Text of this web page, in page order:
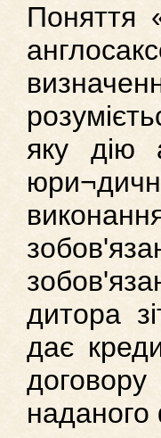
Поняття
яку дію
дитора
дає
наданого